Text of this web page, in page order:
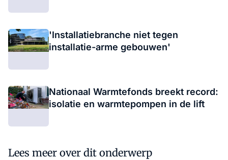
'Installatiebranche niet tegen
installatie-arme gebouwen'
Nationaal Warmtefonds breekt record:
isolatie en warmtepompen in de lift
Lees meer over dit onderwerp